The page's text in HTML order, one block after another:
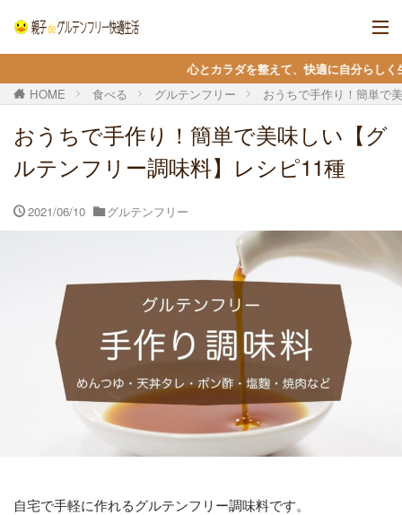
心とカラダを整えて、快適に自分らしく生きる ＊ 当サイ
HOME
食べる グルテンフリー おうちで手作り！簡単で
おうちで手作り！簡単で美味しい【グ
ルテンフリー調味料】レシピ11種
2021/06/10 グルテンフリー
自宅で手軽に作れるグルテンフリー調味料です。